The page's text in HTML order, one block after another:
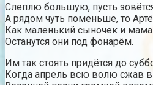
Слеплю большую, пусть
А рядом чуть поменьше, то
Как маленький сыночек и
Останутся они под фонарём.
Им так стоять придётся до
Когда апрель всю волю сжав в